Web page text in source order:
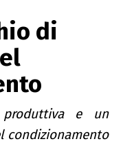
di
e un
condizionamento